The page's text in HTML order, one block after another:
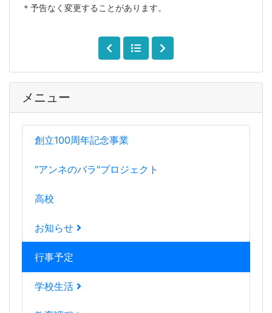
メニュー
創立100周年記念事業
"アンネのバラ"プロジェクト
高校
お知らせ
行事予定
学校生活
＊予告なく変更することがあります。